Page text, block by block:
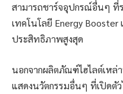
สามารถชาร์จอุปกรณ์อื่นๆ ที่
เทคโนโลยี Energy Booster
ประสิทธิภาพสูงสุด
นอกจากผลิตภัณฑ์ไฮไลต์เหล่
แสดงนวัตกรรมอื่นๆ ที่เปิดตั